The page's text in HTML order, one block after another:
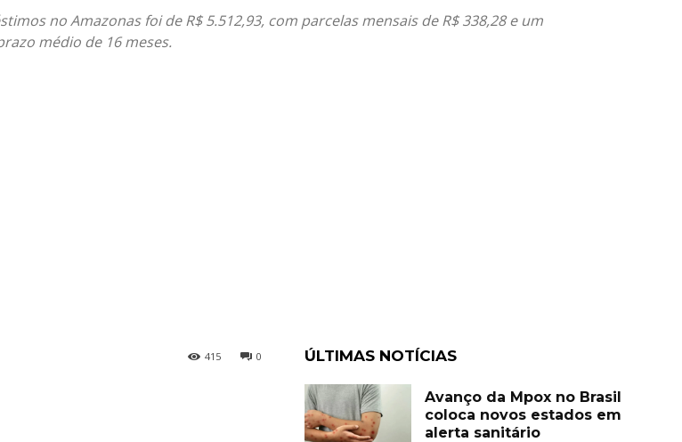
no Amazonas foi de R$ 5.512,93, com parcelas mensais de R$ 338,28 e um
médio de 16 meses.
0
415 ÚLTIMAS NOTÍCIAS
Avanço da Mpox no Brasil
coloca novos estados em
alerta sanitário